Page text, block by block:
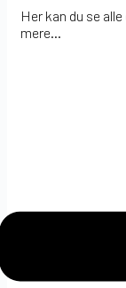
Her kan du se
mere...